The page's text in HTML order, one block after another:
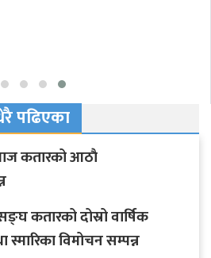
पढिएका
कतारको आठाै
कतारको दोस्रो वार्षिक
विमोचन सम्पन्न